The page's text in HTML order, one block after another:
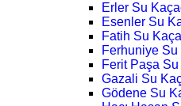
Erler Su
Esenler Su
Fatih Su
Ferhuniye Su
Ferit Paşa Su
Gazali Su
Gödene Su